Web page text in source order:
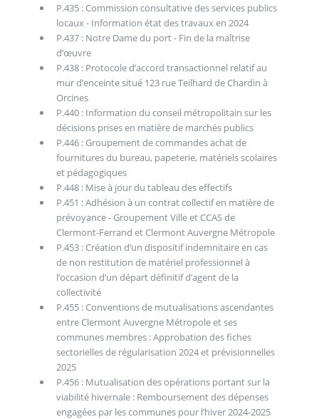
P.435 : Commission consultative des services publics
locaux - Information état des travaux en 2024
P.437 : Notre Dame du port - Fin de la maîtrise
d’œuvre
P.438 : Protocole d’accord transactionnel relatif au
mur d’enceinte situé 123 rue Teilhard de Chardin à
Orcines
P.440 : Information du conseil métropolitain sur les
décisions prises en matière de marchés publics
P.446 : Groupement de commandes achat de
fournitures du bureau, papeterie, matériels scolaires
et pédagogiques
P.448 : Mise à jour du tableau des effectifs
P.451 : Adhésion à un contrat collectif en matière de
prévoyance - Groupement Ville et CCAS de
Clermont-Ferrand et Clermont Auvergne Métropole
P.453 : Création d’un dispositif indemnitaire en cas
de non restitution de matériel professionnel à
l’occasion d’un départ définitif d’agent de la
collectivité
P.455 : Conventions de mutualisations ascendantes
entre Clermont Auvergne Métropole et ses
communes membres : Approbation des fiches
sectorielles de régularisation 2024 et prévisionnelles
2025
P.456 : Mutualisation des opérations portant sur la
viabilité hivernale : Remboursement des dépenses
engagées par les communes pour l’hiver 2024-2025